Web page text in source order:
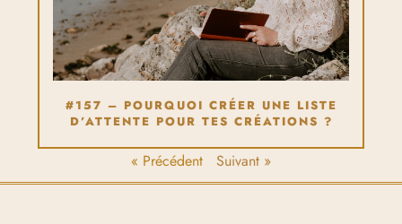
#157 – POURQUOI CRÉER UNE LISTE
D’ATTENTE POUR TES CRÉATIONS ?
« Précédent Suivant »